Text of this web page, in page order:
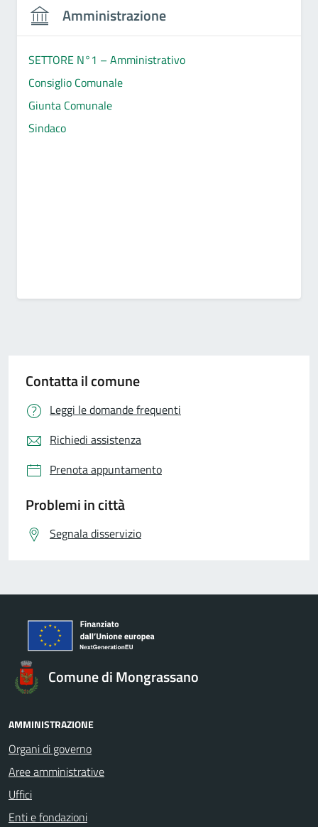
Amministrazione
SETTORE N°1 – Amministrativo
Consiglio Comunale
Giunta Comunale
Sindaco
Contatta il comune
Leggi le domande frequenti
Richiedi assistenza
Prenota appuntamento
Problemi in città
Segnala disservizio
Comune di Mongrassano
AMMINISTRAZIONE
Organi di governo
Aree amministrative
Uffici
Enti e fondazioni